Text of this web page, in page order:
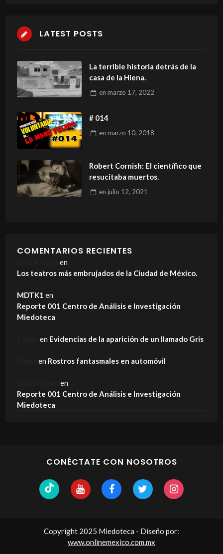
LATEST POSTS
La terrible historia detrás de la
casa de la Hiena.
en marzo 17, 2022
# 014
en marzo 10, 2018
Robert Cornish: El científico que
resucitaba muertos.
en julio 12, 2021
COMENTARIOS RECIENTES
en
Los teatros más embrujados de la Ciudad de México.
MDTK1 en
Reporte 001 Centro de Análisis e Investigación
Miedoteca
en Evidencias de la aparición de un llamado Gris
en Rostros fantasmales en automóvil
en
Reporte 001 Centro de Análisis e Investigación
Miedoteca
CONÉCTATE CON NOSOTROS
Copyright 2025 Miedoteca - Diseño por:
www.onlinemexico.com.mx